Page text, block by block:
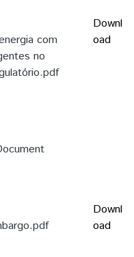
com
no
Downl
oad
Downl
oad